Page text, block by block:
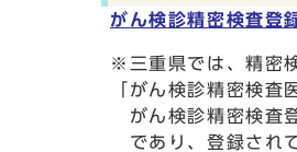
がん検診精密検査登
※三重県では、精密
「がん検診精密検査
がん検診精密検査
であり、登録され